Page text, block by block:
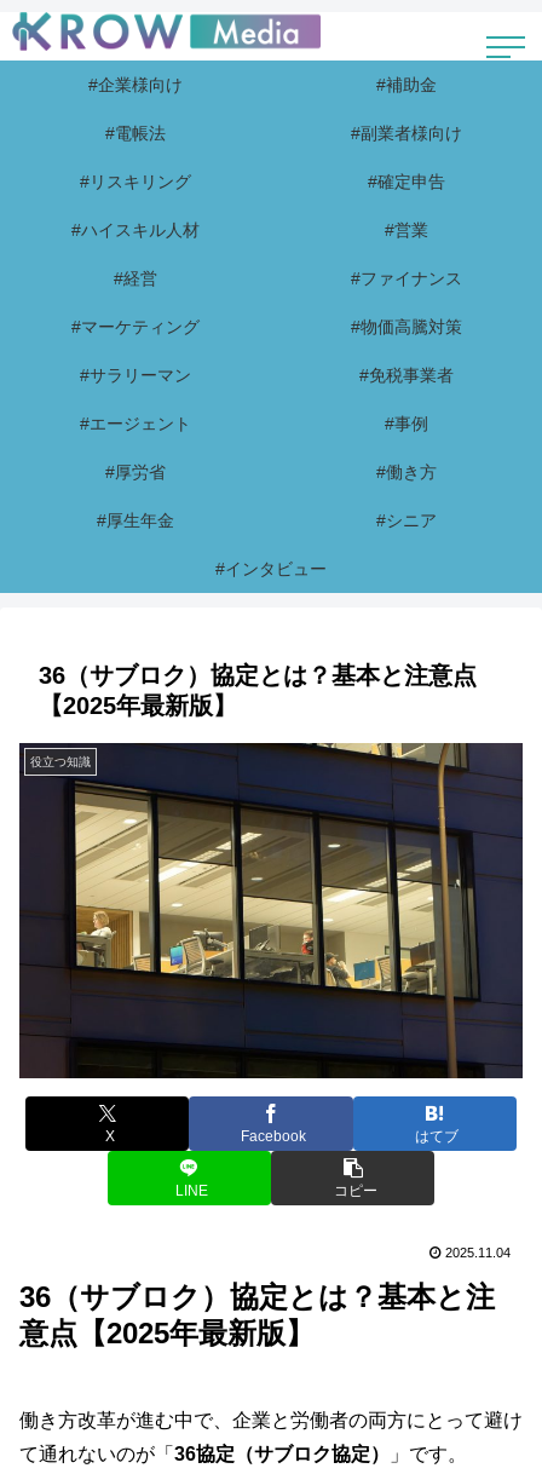
#企業様向け #補助金
#電帳法 #副業者様向け
#リスキリング #確定申告
#ハイスキル人材 #営業
#経営 #ファイナンス
#マーケティング #物価高騰対策
#サラリーマン #免税事業者
#エージェント #事例
#厚労省 #働き方
#厚生年金 #シニア
#インタビュー
36（サブロク）協定とは？基本と注意点
【2025年最新版】
役立つ知識
X Facebook はてブ
LINE コピー
2025.11.04
36（サブロク）協定とは？基本と注
意点【2025年最新版】
働き方改革が進む中で、企業と労働者の両方にとって避け
て通れないのが「 36協定（サブロク協定）
」です。